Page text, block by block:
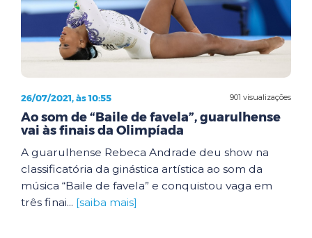
901 visualizações
26/07/2021, às 10:55
Ao som de “Baile de favela”, guarulhense
vai às finais da Olimpíada
A guarulhense Rebeca Andrade deu show na
classificatória da ginástica artística ao som da
música “Baile de favela” e conquistou vaga em
três finai... [saiba mais]